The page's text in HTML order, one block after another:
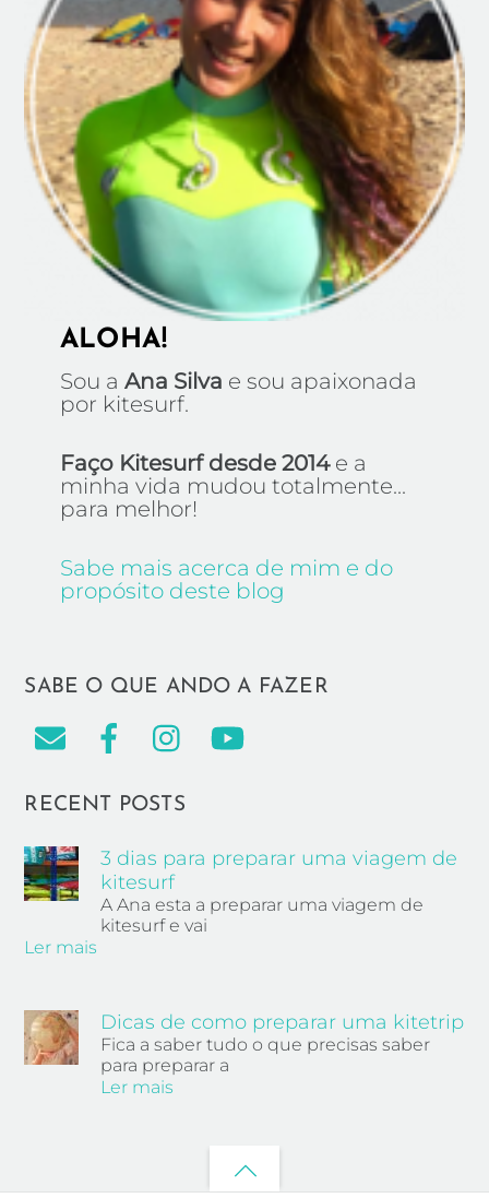
ALOHA!
Sou a Ana Silva e sou apaixonada
por kitesurf.
Faço Kitesurf desde 2014e a
minha vida mudou totalmente...
para melhor!
Sabe mais acerca de mim e do
propósito deste blog
SABE O QUE ANDO A FAZER
RECENT POSTS
3 dias para preparar uma viagem de
kitesurf
A Ana esta a preparar uma viagem de
kitesurf e vai
Ler mais
Dicas de como preparar uma kitetrip
Fica a saber tudo o que precisas saber
para preparar a
Ler mais
Back